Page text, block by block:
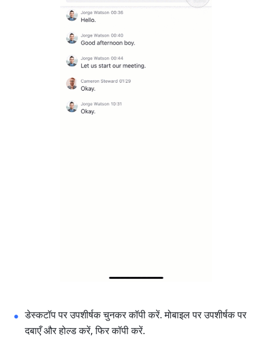
डेस्कटॉप पर उपशीर्षक चुनकर कॉपी करें. मोबाइल पर उपशीर्षक पर
दबाएँ और होल्ड करें, फिर कॉपी करें.